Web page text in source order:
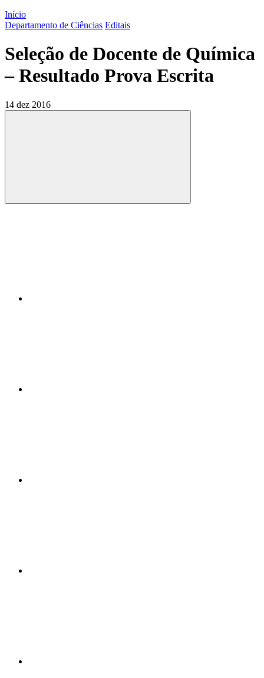
Início
Departamento de Ciências Editais
Seleção de Docente de Química
– Resultado Prova Escrita
14 dez 2016
Compartilhar